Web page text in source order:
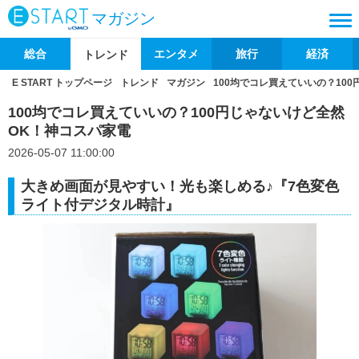
マガジン
総合 トレンド エンタメ 旅行 経済
E START トップページ トレンド マガジン 100均でコレ買えていいの？100
100均でコレ買えていいの？100円じゃないけど全然
OK！神コスパ家電
2026-05-07 11:00:00
大きめ画面が見やすい！光も楽しめる♪『7色変色
ライト付デジタル時計』